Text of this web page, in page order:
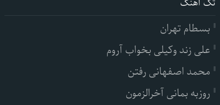
بسطام تهران
علی زند وکیلی بخواب آروم
محمد اصفهانی رفتن
روزبه بمانی آخرالزمون